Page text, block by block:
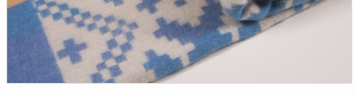
Написать нам
Доверенность на
получение груза
Документы по работе с
персональными данными
Письмо руководителю